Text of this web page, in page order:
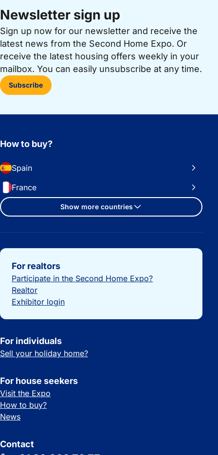
Newsletter sign up
Sign up now for our newsletter and receive the
latest news from the Second Home Expo. Or
receive the latest housing offers weekly in your
mailbox. You can easily unsubscribe at any time.
Subscribe
How to buy?
Spain
France
Show more countries
Important links
For realtors
Participate in the Second Home Expo?
Realtor
Exhibitor login
For individuals
Sell your holiday home?
For house seekers
Visit the Expo
How to buy?
News
Contact